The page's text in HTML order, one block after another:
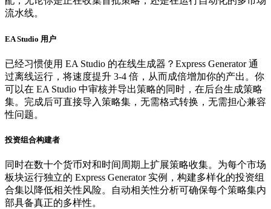
流水线。
EA Studio 用户
已经习惯使用 EA Studio 的在线生成器？Express Generator 通
过离线运行，将速度提升 3-4 倍，从而成倍增加你的产出。你
可以在 EA Studio 中审核并导出策略的同时，在后台生成策略
集。完成后可直接导入策略集，无需格式转换，无需担心兼容
性问题。
投资组合构建者
同时在数十个货币对和时间周期上扩展策略收集。为每个市场
板块运行独立的 Express Generator 实例，构建多样化的投资组
合集以降低相关性风险。自动相关性分析可确保每个策略集内
部具备真正的多样性。